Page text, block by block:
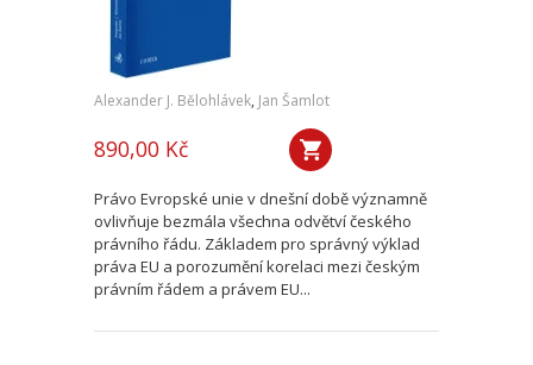
Alexander J. Bělohlávek, Jan Šamlot
890,00 Kč
Právo Evropské unie v dnešní době významně
ovlivňuje bezmála všechna odvětví českého
právního řádu. Základem pro správný výklad
práva EU a porozumění korelaci mezi českým
právním řádem a právem EU...